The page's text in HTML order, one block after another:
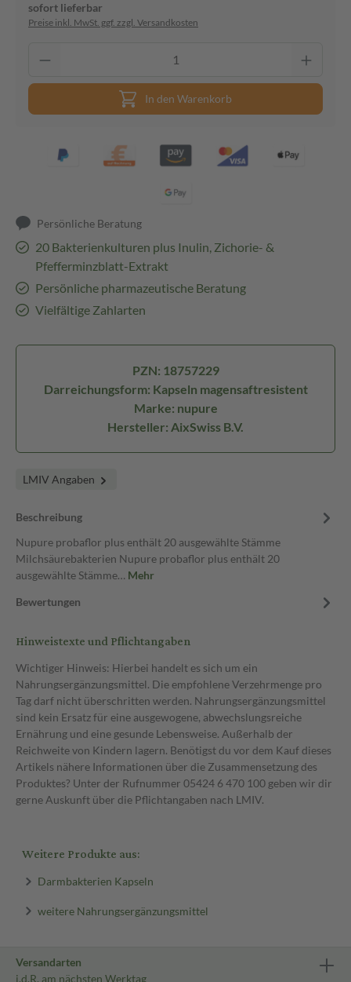
sofort lieferbar
Preise inkl. MwSt. ggf. zzgl. Versandkosten
In den Warenkorb
Persönliche Beratung
20 Bakterienkulturen plus Inulin, Zichorie- &
Pfefferminzblatt-Extrakt
Persönliche pharmazeutische Beratung
Vielfältige Zahlarten
PZN: 18757229
Darreichungsform: Kapseln magensaftresistent
Marke: nupure
Hersteller: AixSwiss B.V.
LMIV Angaben
Beschreibung
Nupure probaflor plus enthält 20 ausgewählte Stämme
Milchsäurebakterien Nupure probaflor plus enthält 20
ausgewählte Stämme… Mehr
Bewertungen
Hinweistexte und Pflichtangaben
Wichtiger Hinweis: Hierbei handelt es sich um ein
Nahrungsergänzungsmittel. Die empfohlene Verzehrmenge pro
Tag darf nicht überschritten werden. Nahrungsergänzungsmittel
sind kein Ersatz für eine ausgewogene, abwechslungsreiche
Ernährung und eine gesunde Lebensweise. Außerhalb der
Reichweite von Kindern lagern. Benötigst du vor dem Kauf dieses
Artikels nähere Informationen über die Zusammensetzung des
Produktes? Unter der Rufnummer 05424 6 470 100 geben wir dir
gerne Auskunft über die Pflichtangaben nach LMIV.
Weitere Produkte aus:
Darmbakterien Kapseln
weitere Nahrungsergänzungsmittel
Versandarten
i.d.R. am nächsten Werktag